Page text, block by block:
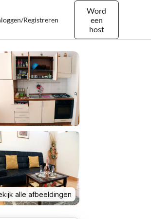
Word
een
host
Registreren
alle afbeeldingen